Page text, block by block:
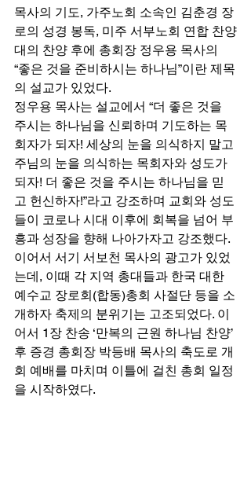
목사의 기도, 가주노회 소속인 김춘경 장
로의 성경 봉독, 미주 서부노회 연합 찬양
대의 찬양 후에 총회장 정우용 목사의
“좋은 것을 준비하시는 하나님”이란 제목
의 설교가 있었다.
정우용 목사는 설교에서 “더 좋은 것을
주시는 하나님을 신뢰하며 기도하는 목
회자가 되자! 세상의 눈을 의식하지 말고
주님의 눈을 의식하는 목회자와 성도가
되자! 더 좋은 것을 주시는 하나님을 믿
고 헌신하자!”라고 강조하며 교회와 성도
들이 코로나 시대 이후에 회복을 넘어 부
흥과 성장을 향해 나아가자고 강조했다.
이어서 서기 서보천 목사의 광고가 있었
는데, 이때 각 지역 총대들과 한국 대한
예수교 장로회(합동)총회 사절단 등을 소
개하자 축제의 분위기는 고조되었다. 이
어서 1장 찬송 ‘만복의 근원 하나님 찬양’
후 증경 총회장 박등배 목사의 축도로 개
회 예배를 마치며 이틀에 걸친 총회 일정
을 시작하였다.